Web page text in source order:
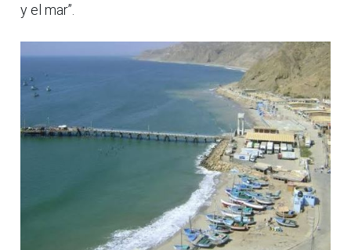
y el mar”.